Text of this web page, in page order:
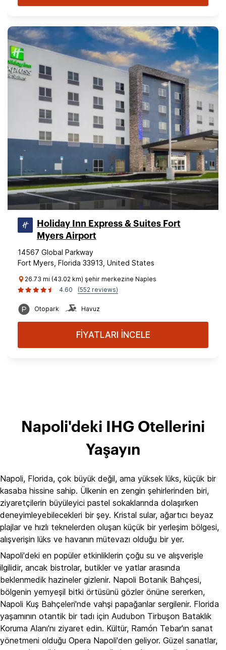
Holiday Inn Express & Suites Fort
Myers Airport
14567 Global Parkway
Fort Myers, Florida 33913, United States
26.73 mi (43.02 km) şehir merkezine Naples
4.60
(552 reviews)
Otopark Havuz
FİYATLARI İNCELE
Napoli'deki IHG Otellerini
Yaşayın
Napoli, Florida, çok büyük değil, ama yüksek lüks, küçük bir
kasaba hissine sahip. Ülkenin en zengin şehirlerinden biri,
ziyaretçilerin büyüleyici pastel sokaklarında dolaşırken
deneyimleyebilecekleri bir şey. Kristal sular, ağartıcı beyaz
plajlar ve hızlı teknelerden oluşan küçük bir yerleşim bölgesi,
alışverişin lüks ve havanın mütevazı olduğu bir yer.
Napoli'deki en popüler etkinliklerin çoğu su ve alışverişle
ilgilidir, ancak bistrolar, butikler ve yatlar arasında
beklenmedik hazineler gizlenir. Napoli Botanik Bahçesi,
bölgenin yemyeşil bitki örtüsünü gözler önüne sererken,
Napoli Kuş Bahçeleri'nde vahşi papağanlar sergilenir. Florida
yaşamının otantik bir tadı için Audubon Tirbuşon Bataklık
Koruma Alanı'nı ziyaret edin. Kültür, Ramón Tebar'ın sanat
yönetmeni olduğu Opera Napoli'den geliyor. Güzel sanatlar,